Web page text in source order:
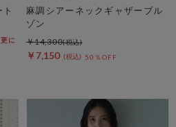
に
麻調シアーネックギャザーブル
ゾン
￥7,150 50％OFF
￥14,300